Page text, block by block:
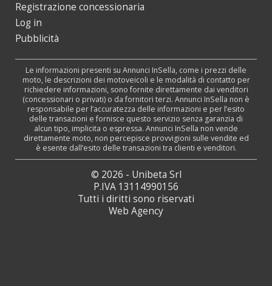
Registrazione concessionaria
Log in
Pubblicità
Le informazioni presenti su Annunci InSella, come i prezzi delle
moto, le descrizioni dei motoveicoli e le modalità di contatto per
richiedere informazioni, sono fornite direttamente dai venditori
(concessionari o privati) o da fornitori terzi. Annunci InSella non è
responsabile per l’accuratezza delle informazioni e per l’esito
delle transazioni e fornisce questo servizio senza garanzia di
alcun tipo, implicita o espressa. Annunci InSella non vende
direttamente moto, non percepisce provvigioni sulle vendite ed
è esente dall’esito delle transazioni tra clienti e venditori.
© 2026 - Unibeta Srl
P.IVA 13114990156
Tutti i diritti sono riservati
Web Agency